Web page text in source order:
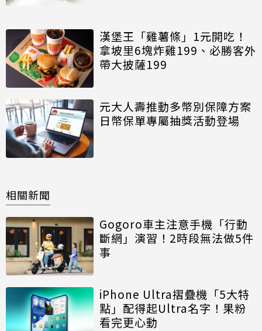
漢堡王「雞薯條」1元開吃！
拿坡里6塊炸雞199、必勝客外
帶大披薩199
元大人壽推動多幣別保障方案
日幣保單專屬抽獎活動登場
相關新聞
Gogoro車主注意手機「行動
斷網」演習！2時段無法做5件
事
iPhone Ultra摺疊機「5大特
點」配得起Ultra名字！果粉
看完更心動